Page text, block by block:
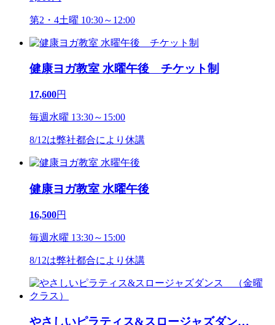
第2・4土曜 10:30～12:00
健康ヨガ教室 水曜午後 チケット制
17,600円
毎週水曜 13:30～15:00
8/12は弊社都合により休講
健康ヨガ教室 水曜午後
16,500円
毎週水曜 13:30～15:00
8/12は弊社都合により休講
やさしいピラティス&スロージャズダン…